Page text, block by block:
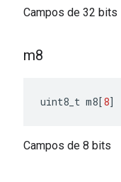
Campos de 32 bits
m8
uint8_t m8[8]
Campos de 8 bits